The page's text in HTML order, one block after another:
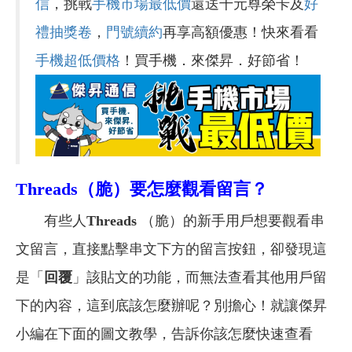
信 ，挑戰手機市場最低價還送千元尊榮卡及好
禮抽獎卷 ， 門號續約再享高額優惠！快來看看
手機超低價格 ！買手機．來傑昇．好節省！
Threads （脆）要怎麼觀看留言？
有些人 Threads （脆）的新手用戶想要觀看串
文留言，直接點擊串文下方的留言按鈕，卻發現這
是「 回覆 」該貼文的功能，而無法查看其他用戶留
下的內容，這到底該怎麼辦呢？別擔心！就讓傑昇
小編在下面的圖文教學，告訴你該怎麼快速查看